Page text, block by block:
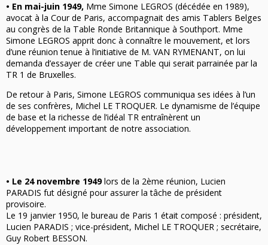
• En mai-juin 1949, Mme Simone LEGROS (décédée en 1989),
avocat à la Cour de Paris, accompagnait des amis Tablers Belges
au congrès de la Table Ronde Britannique à Southport. Mme
Simone LEGROS apprit donc à connaître le mouvement, et lors
d’une réunion tenue à l’initiative de M. VAN RYMENANT, on lui
demanda d’essayer de créer une Table qui serait parrainée par la
TR 1 de Bruxelles.
De retour à Paris, Simone LEGROS communiqua ses idées à l’un
de ses confrères, Michel LE TROQUER. Le dynamisme de l’équipe
de base et la richesse de l’idéal TR entraînèrent un
développement important de notre association.
• Le 24 novembre 1949lors de la 2ème réunion, Lucien
PARADIS fut désigné pour assurer la tâche de président
provisoire.
Le 19 janvier 1950, le bureau de Paris 1 était composé : président,
Lucien PARADIS ; vice-président, Michel LE TROQUER ; secrétaire,
Guy Robert BESSON.